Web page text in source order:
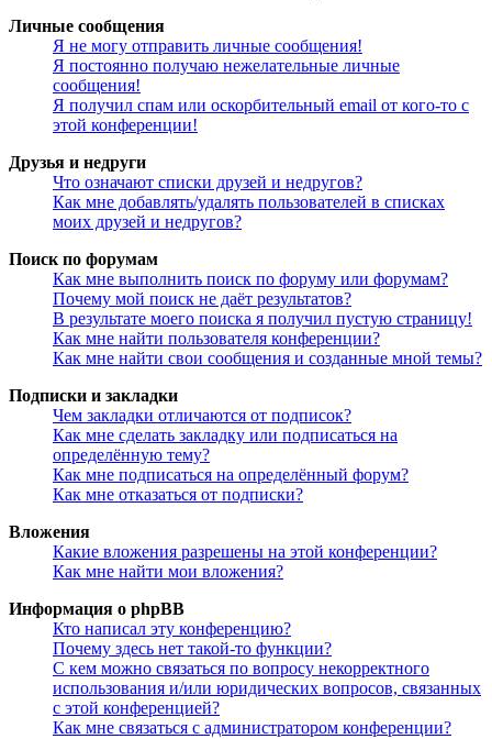
Личные сообщения
Я не могу отправить личные сообщения!
Я постоянно получаю нежелательные личные
сообщения!
Я получил спам или оскорбительный email от кого-то с
этой конференции!
Друзья и недруги
Что означают списки друзей и недругов?
Как мне добавлять/удалять пользователей в списках
моих друзей и недругов?
Поиск по форумам
Как мне выполнить поиск по форуму или форумам?
Почему мой поиск не даёт результатов?
В результате моего поиска я получил пустую страницу!
Как мне найти пользователя конференции?
Как мне найти свои сообщения и созданные мной темы?
Подписки и закладки
Чем закладки отличаются от подписок?
Как мне сделать закладку или подписаться на
определённую тему?
Как мне подписаться на определённый форум?
Как мне отказаться от подписки?
Вложения
Какие вложения разрешены на этой конференции?
Как мне найти мои вложения?
Информация о phpBB
Кто написал эту конференцию?
Почему здесь нет такой-то функции?
С кем можно связаться по вопросу некорректного
использования и/или юридических вопросов, связанных
с этой конференцией?
Как мне связаться с администратором конференции?